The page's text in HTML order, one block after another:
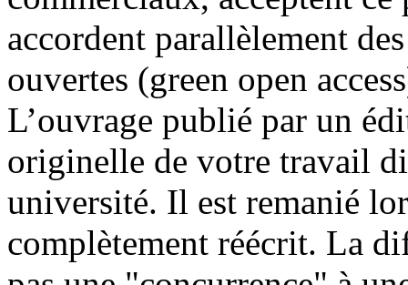
accordent parallèlement
ouvertes (green open
L’ouvrage publié par un
originelle de votre travail
université. Il est remanié
complètement réécrit. La